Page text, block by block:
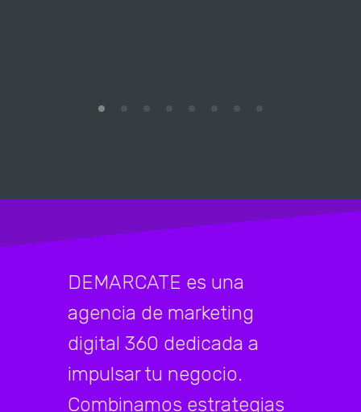
DEMARCATE es una
agencia de marketing
digital 360 dedicada a
impulsar tu negocio.
Combinamos estrategias